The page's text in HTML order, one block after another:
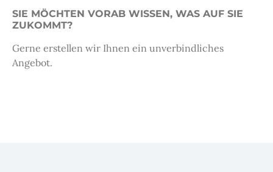
SIE MÖCHTEN VORAB WISSEN, WAS AUF SIE
ZUKOMMT?
Gerne erstellen wir Ihnen ein unverbindliches
Angebot.